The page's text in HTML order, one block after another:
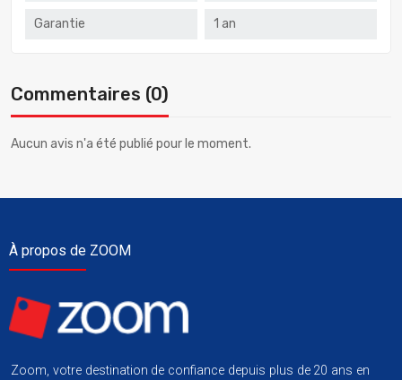
Garantie 1 an
Commentaires (0)
Aucun avis n'a été publié pour le moment.
À propos de ZOOM
Zoom, votre destination de confiance depuis plus de 20 ans en